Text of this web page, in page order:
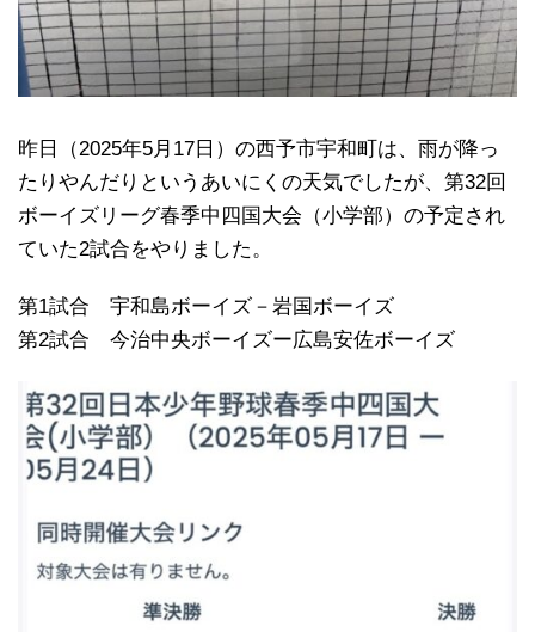
昨日（2025年5月17日）の西予市宇和町は、雨が降っ
たりやんだりというあいにくの天気でしたが、第32回
ボーイズリーグ春季中四国大会（小学部）の予定され
ていた2試合をやりました。
第1試合 宇和島ボーイズ－岩国ボーイズ
第2試合 今治中央ボーイズー広島安佐ボーイズ